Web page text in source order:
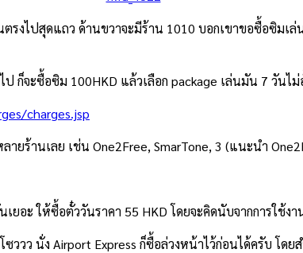
ปสุดแถว ด้านขวาจะมีร้าน 1010 บอกเขาขอซื้อซิมเล่น
จะซื้อซิม 100HKD แล้วเลือก package เล่นมัน 7 วันไ
charges.jsp
ยร้านเลย เช่น One2Free, SmarTone, 3 (แนะนำ
ยอะ ให้ซื้อตั๋ววันราคา 55 HKD โดยจะคิดนับจากการใช้
ววว นั่ง Airport Express ก็ซื้อล่วงหน้าไว้ก่อนได้ครับ โ